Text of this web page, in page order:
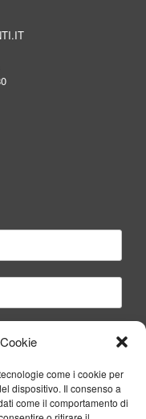
come i cookie per
dispositivo. Il consenso a
come il comportamento di